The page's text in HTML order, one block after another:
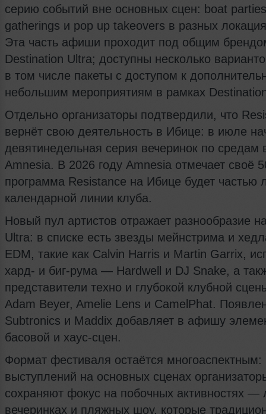
серию событий вне основных сцен: boat
gatherings и pop up takeovers в разных
Эта часть афиши проходит под общим
Destination Ultra; доступны несколько
в том числе пакеты с доступом к
небольшим мероприятиям в рамках
Отдельно организаторы подтвердили, что
вернёт свою деятельность в Ибице: в июле
девятинедельная серия вечеринок по средам
Amnesia. В 2026 году Amnesia отмечает своё
программа Resistance на Ибице будет частью
календарной линии клуба.
Новый пул артистов отражает разнообразие
Ultra: в списке есть звезды мейнстрима и
EDM, такие как Calvin Harris и Martin Garrix,
хард- и биг-рума — Hardwell и DJ Snake, а
представители техно и глубокой клубной
Adam Beyer, Amelie Lens и CamelPhat.
Subtronics и Maddix добавляет в афишу
басовой и хаус-сцен.
Формат фестиваля остаётся
выступлений на основных сценах
сохраняют фокус на побочных активностях —
вечеринках и пляжных шоу, которые